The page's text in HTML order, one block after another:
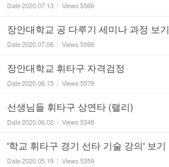
Date2020.07.13 Views5566
장안대학교 공 다루기 세미나 과정 보기
Date2020.07.06 Views5599
장안대학교 휘타구 자격검정
Date2020.06.15 Views5579
선생님들 휘타구 상연타 (랠리)
Date2020.06.02 Views5348
'학교 휘타구 경기 선타 기술 강의' 보기
Date2020.05.19 Views5359